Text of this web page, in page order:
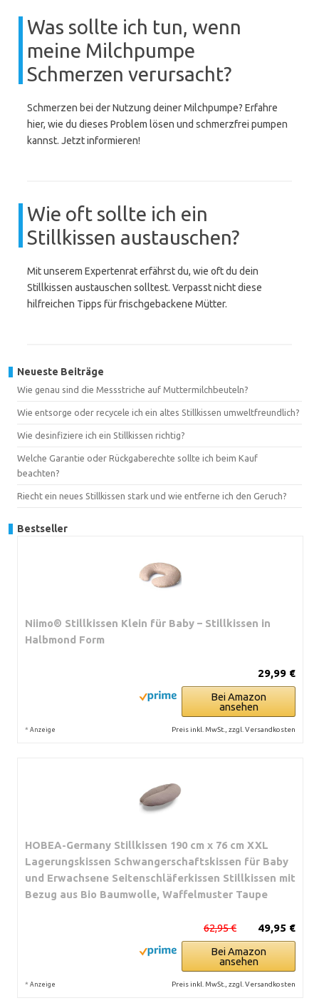
Was sollte ich tun, wenn
meine Milchpumpe
Schmerzen verursacht?
Schmerzen bei der Nutzung deiner Milchpumpe? Erfahre
hier, wie du dieses Problem lösen und schmerzfrei pumpen
kannst. Jetzt informieren!
Wie oft sollte ich ein
Stillkissen austauschen?
Mit unserem Expertenrat erfährst du, wie oft du dein
Stillkissen austauschen solltest. Verpasst nicht diese
hilfreichen Tipps für frischgebackene Mütter.
Neueste Beiträge
Wie genau sind die Messstriche auf Muttermilchbeuteln?
Wie entsorge oder recycele ich ein altes Stillkissen umweltfreundlich?
Wie desinfiziere ich ein Stillkissen richtig?
Welche Garantie oder Rückgaberechte sollte ich beim Kauf
beachten?
Riecht ein neues Stillkissen stark und wie entferne ich den Geruch?
Bestseller
Niimo® Stillkissen Klein für Baby – Stillkissen in
Halbmond Form
29,99 €
Bei Amazon
ansehen
* Anzeige Preis inkl. MwSt., zzgl. Versandkosten
HOBEA-Germany Stillkissen 190 cm x 76 cm XXL
Lagerungskissen Schwangerschaftskissen für Baby
und Erwachsene Seitenschläferkissen Stillkissen mit
Bezug aus Bio Baumwolle, Waffelmuster Taupe
49,95 €
62,95 €
Bei Amazon
ansehen
* Anzeige Preis inkl. MwSt., zzgl. Versandkosten